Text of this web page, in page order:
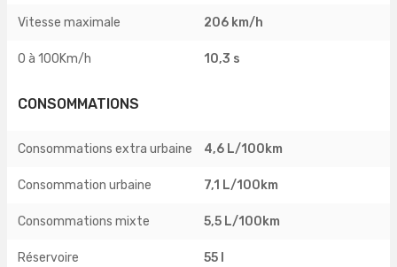
Vitesse maximale 206 km/h
0 à 100Km/h 10,3 s
CONSOMMATIONS
Consommations extra urbaine 4,6 L/100km
Consommation urbaine 7,1 L/100km
Consommations mixte 5,5 L/100km
Réservoire 55 l